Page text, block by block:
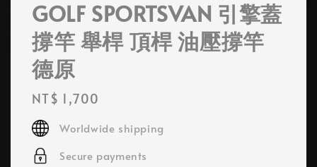
GOLF SPORTSVAN 引擎蓋
撐竿 舉桿 頂桿 油壓撐竿
德原
Regular
price
NT$ 1,700
Worldwide shipping
Secure payments